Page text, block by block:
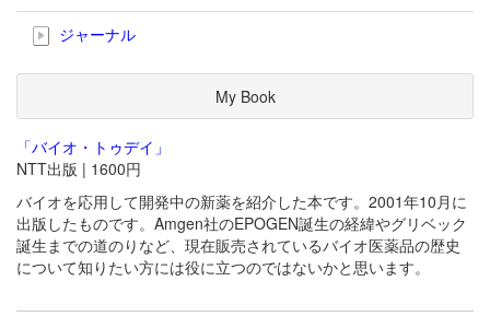
ジャーナル
My Book
「バイオ・トゥデイ」
NTT出版 | 1600円
バイオを応用して開発中の新薬を紹介した本です。2001年10月に
出版したものです。Amgen社のEPOGEN誕生の経緯やグリベック
誕生までの道のりなど、現在販売されているバイオ医薬品の歴史
について知りたい方には役に立つのではないかと思います。